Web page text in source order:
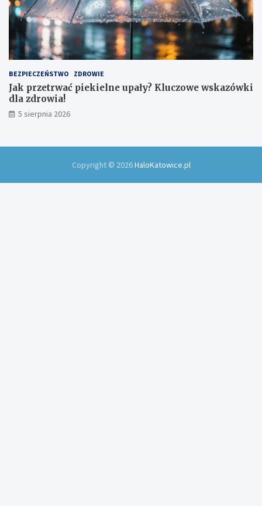
BEZPIECZEŃSTWO ZDROWIE
Jak przetrwać piekielne upały? Kluczowe wskazówki
dla zdrowia!
5 sierpnia 2026
Copyright © 2026HaloKatowice.pl